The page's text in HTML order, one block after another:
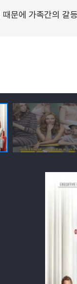
문에 가족간의 갈